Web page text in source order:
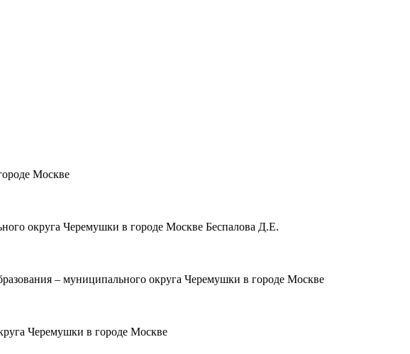
Москве
округа Черемушки в городе Москве Беспалова Д.Е.
– муниципального округа Черемушки в городе Москве
Черемушки в городе Москве